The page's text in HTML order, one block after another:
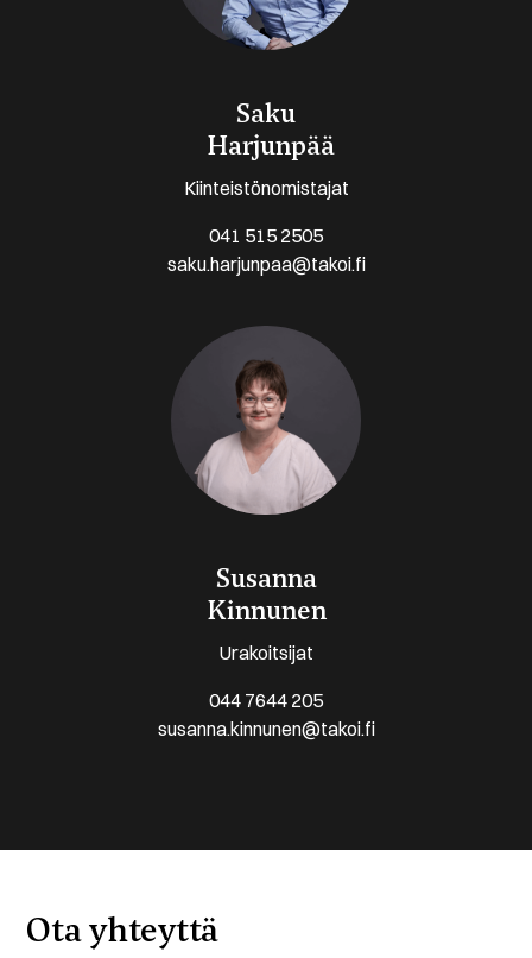
Saku
Harjunpää
Kiinteistönomistajat
041 515 2505
saku.harjunpaa@takoi.fi
Susanna
Kinnunen
Urakoitsijat
044 7644 205
susanna.kinnunen@takoi.fi
Ota yhteyttä